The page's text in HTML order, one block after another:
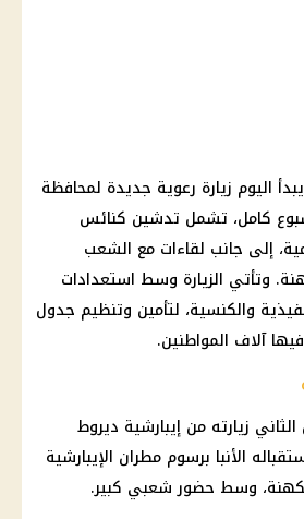
يبدأ اليوم زيارة رعوية جديدة لمحافظة
كامل، تشمل تدشين كنائس
إلى جانب لقاءات مع الشعب
وتأتي الزيارة وسط استعدادات
والكنسية، لتأمين وتنظيم جدول
آلاف المواطنين.
زيارته من إيبارشية ديروط
الأنبا برسوم مطران الإيبارشية
وسط حضور شعبي كبير.